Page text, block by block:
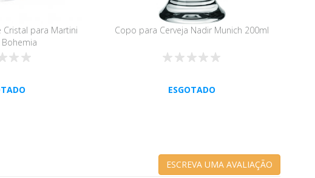
Cristal para Martini
Copo para Cerveja Nadir Munich 200ml
ESGOTADO
ESCREVA UMA AVALIAÇÃO